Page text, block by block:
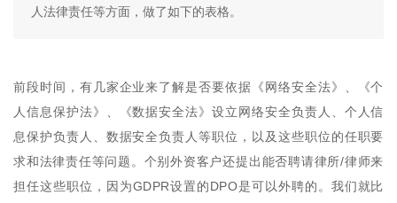
人法律责任等方面，做了如下的表格。
前段时间，有几家企业来了解是否要依据《网络安全法》、《个
人信息保护法》、《数据安全法》设立网络安全负责人、个人信
息保护负责人、数据安全负责人等职位，以及这些职位的任职要
求和法律责任等问题。个别外资客户还提出能否聘请律所/律师来
担任这些职位，因为GDPR设置的DPO是可以外聘的。我们就比